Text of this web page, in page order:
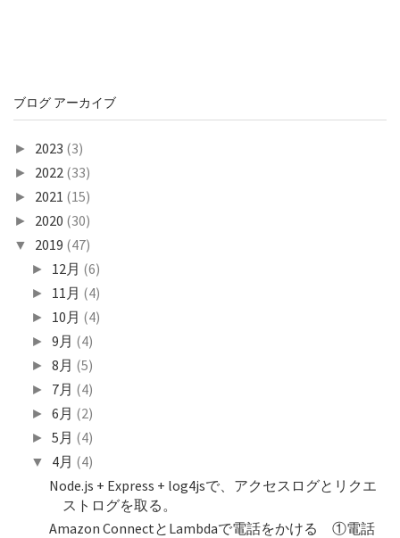
ブログ アーカイブ
► 2023 (3)
► 2022 (33)
► 2021 (15)
► 2020 (30)
▼ 2019 (47)
► 12月 (6)
► 11月 (4)
► 10月 (4)
►9月 (4)
►8月 (5)
► 7月 (4)
►6月 (2)
►5月 (4)
▼ 4月 (4)
Node.js + Express + log4jsで、アクセスログとリクエ
ストログを取る。
Amazon ConnectとLambdaで電話をかける ①電話